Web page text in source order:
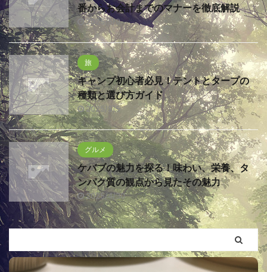
番からお会計までのマナーを徹底解説
2025/5/9
旅
キャンプ初心者必見！テントとタープの
種類と選び方ガイド
2025/5/5
グルメ
ケバブの魅力を探る！味わい、栄養、タ
ンパク質の観点から見たその魅力
2025/4/30